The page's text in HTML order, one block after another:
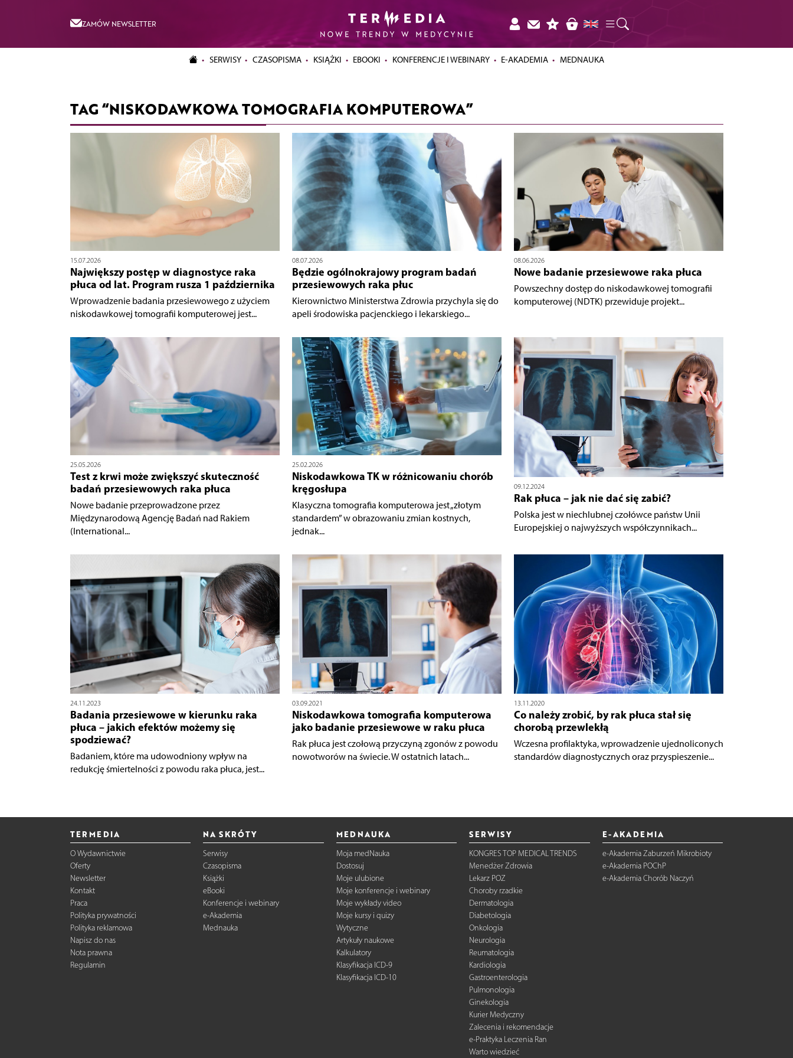
ZAMÓW NEWSLETTER
SERWISY CZASOPISMA KSIĄŻKI EBOOKI KONFERENCJE I WEBINARY E-AKADEMIA MEDNAUKA
TAG “NISKODAWKOWA TOMOGRAFIA KOMPUTEROWA”
15.07.2026
Największy postęp w diagnostyce raka
płuca od lat. Program rusza 1 października
Wprowadzenie badania przesiewowego z użyciem
niskodawkowej tomografii komputerowej jest...
08.07.2026
Będzie ogólnokrajowy program badań
przesiewowych raka płuc
Kierownictwo Ministerstwa Zdrowia przychyla się do
apeli środowiska pacjenckiego i lekarskiego...
08.06.2026
Nowe badanie przesiewowe raka płuca
Powszechny dostęp do niskodawkowej tomografii
komputerowej (NDTK) przewiduje projekt...
25.05.2026
Test z krwi może zwiększyć skuteczność
badań przesiewowych raka płuca
Nowe badanie przeprowadzone przez
Międzynarodową Agencję Badań nad Rakiem
(International...
25.02.2026
Niskodawkowa TK w różnicowaniu chorób
kręgosłupa
Klasyczna tomografia komputerowa jest „złotym
standardem” w obrazowaniu zmian kostnych,
jednak...
09.12.2024
Rak płuca – jak nie dać się zabić?
Polska jest w niechlubnej czołówce państw Unii
Europejskiej o najwyższych współczynnikach...
24.11.2023
Badania przesiewowe w kierunku raka
płuca – jakich efektów możemy się
spodziewać?
Badaniem, które ma udowodniony wpływ na
redukcję śmiertelności z powodu raka płuca, jest...
03.09.2021
Niskodawkowa tomografia komputerowa
jako badanie przesiewowe w raku płuca
Rak płuca jest czołową przyczyną zgonów z powodu
nowotworów na świecie. W ostatnich latach...
13.11.2020
Co należy zrobić, by rak płuca stał się
chorobą przewlekłą
Wczesna profilaktyka, wprowadzenie ujednoliconych
standardów diagnostycznych oraz przyspieszenie...
TERMEDIA
O Wydawnictwie
Oferty
Newsletter
Kontakt
Praca
Polityka prywatności
Polityka reklamowa
Napisz do nas
Nota prawna
Regulamin
NA SKRÓTY
Serwisy
Czasopisma
Książki
eBooki
Konferencje i webinary
e-Akademia
Mednauka
MEDNAUKA
Moja medNauka
Dostosuj
Moje ulubione
Moje konferencje i webinary
Moje wykłady video
Moje kursy i quizy
Wytyczne
Artykuły naukowe
Kalkulatory
Klasyfikacja ICD-9
Klasyfikacja ICD-10
SERWISY
KONGRES TOP MEDICAL TRENDS
Menedżer Zdrowia
Lekarz POZ
Choroby rzadkie
Dermatologia
Diabetologia
Onkologia
Neurologia
Reumatologia
Kardiologia
Gastroenterologia
Pulmonologia
Ginekologia
Kurier Medyczny
Zalecenia i rekomendacje
e-Praktyka Leczenia Ran
Warto wiedzieć
E-AKADEMIA
e-Akademia Zaburzeń Mikrobioty
e-Akademia POChP
e-Akademia Chorób Naczyń